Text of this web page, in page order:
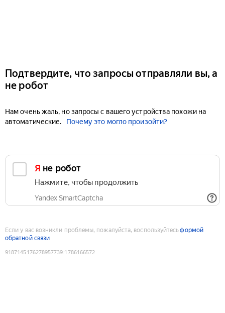
Подтвердите, что запросы отправляли вы, а
не робот
Нам очень жаль, но запросы с вашего устройства похожи на
автоматические.
Почему это могло произойти?
Я не робот
Нажмите, чтобы продолжить
Yandex SmartCaptcha
Если у вас возникли проблемы, пожалуйста, воспользуйтесьформой
обратной связи
9187145176278957739:1786166572